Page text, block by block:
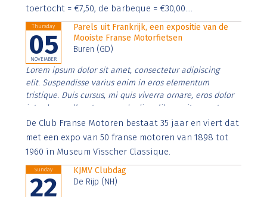
toertocht = €7,50, de barbeque = €30,00....
Thursday
05
NOVEMBER
Parels uit Frankrijk, een expositie van de
Mooiste Franse Motorfietsen
Buren (GD)
Lorem ipsum dolor sit amet, consectetur adipiscing
elit. Suspendisse varius enim in eros elementum
tristique. Duis cursus, mi quis viverra ornare, eros dolor
interdum nulla, ut commodo diam libero vitae erat.
Aenean faucibus nibh et justo cursus id rutrum lorem
imperdiet. Nunc ut sem vitae risus tristique posuere.
De Club Franse Motoren bestaat 35 jaar en viert dat
met een expo van 50 franse motoren van 1898 tot
1960 in Museum Visscher Classique.
Sunday
22
KJMV Clubdag
De Rijp (NH)